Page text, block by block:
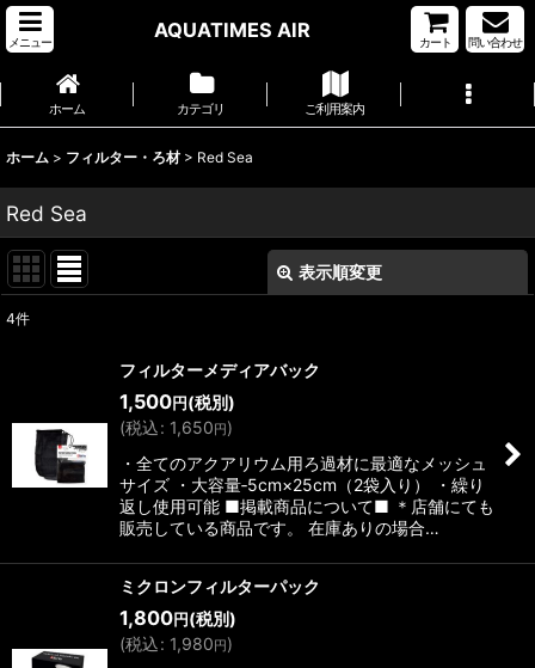
メニュー
AQUATIMES AIR
カート 問い合わせ
ホーム カテゴリ ご利用案内
ホーム > フィルター・ろ材 > Red Sea
Red Sea
表示順変更
絞り込む
4件
フィルターメディアバック
1,500円 (税別)
(税込: 1,650円)
・全てのアクアリウム用ろ過材に最適なメッシュ
サイズ ・大容量‐5cm×25cm（2袋入り） ・繰り
返し使用可能 ■掲載商品について■ ＊店舗にても
販売している商品です。 在庫ありの場合…
ミクロンフィルターパック
1,800円 (税別)
(税込: 1,980円)